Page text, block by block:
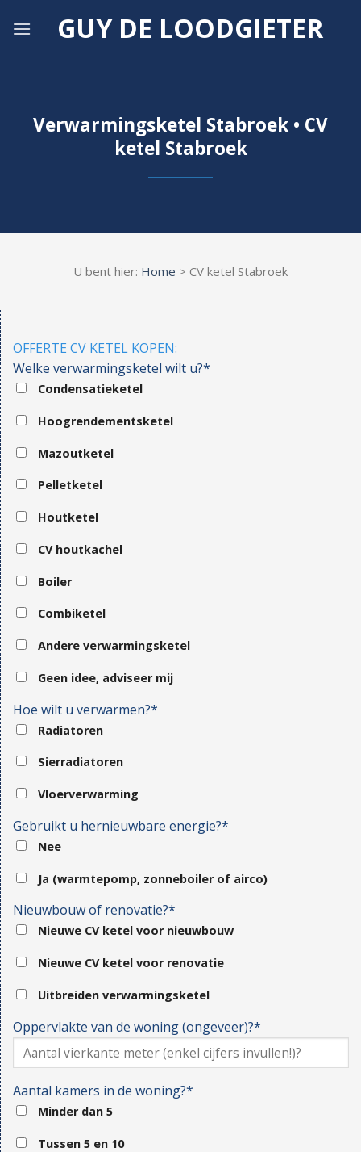
GUY DE LOODGIETER
Verwarmingsketel Stabroek • CV
ketel Stabroek
U bent hier: Home > CV ketel Stabroek
OFFERTE CV KETEL KOPEN:
Welke verwarmingsketel wilt u?*
Condensatieketel
Hoogrendementsketel
Mazoutketel
Pelletketel
Houtketel
CV houtkachel
Boiler
Combiketel
Andere verwarmingsketel
Geen idee, adviseer mij
Hoe wilt u verwarmen?*
Radiatoren
Sierradiatoren
Vloerverwarming
Gebruikt u hernieuwbare energie?*
Nee
Ja (warmtepomp, zonneboiler of airco)
Nieuwbouw of renovatie?*
Nieuwe CV ketel voor nieuwbouw
Nieuwe CV ketel voor renovatie
Uitbreiden verwarmingsketel
Oppervlakte van de woning (ongeveer)?*
Aantal kamers in de woning?*
Minder dan 5
Tussen 5 en 10